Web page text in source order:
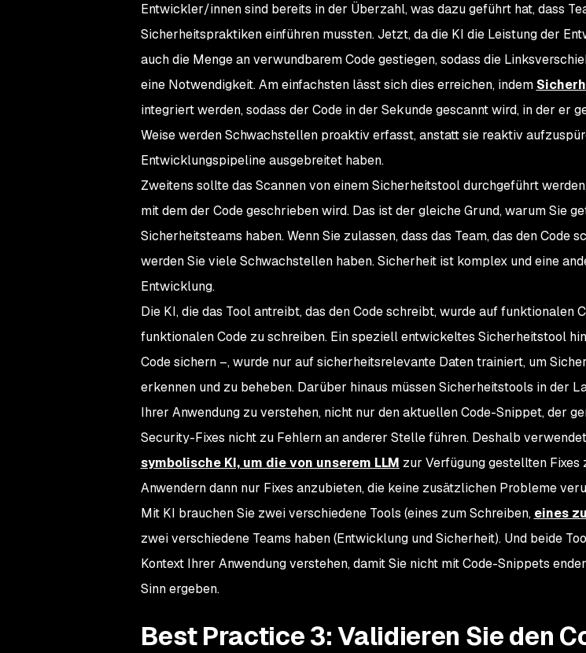
Entwickler/innen sind bereits in der Überzahl, was dazu geführt hat, dass
Sicherheitspraktiken einführen mussten. Jetzt, da die KI die Leistung der
auch die Menge an verwundbarem Code gestiegen, sodass die
eine Notwendigkeit. Am einfachsten lässt sich dies erreichen, indem
integriert werden, sodass der Code in der Sekunde gescannt wird, in der er
Weise werden Schwachstellen proaktiv erfasst, anstatt sie reaktiv
Entwicklungspipeline ausgebreitet haben.
Zweitens sollte das Scannen von einem Sicherheitstool durchgeführt
mit dem der Code geschrieben wird. Das ist der gleiche Grund, warum Sie
Sicherheitsteams haben. Wenn Sie zulassen, dass das Team, das den Code
werden Sie viele Schwachstellen haben. Sicherheit ist komplex und eine
Entwicklung.
Die KI, die das Tool antreibt, das den Code schreibt, wurde auf funktionalen
funktionalen Code zu schreiben. Ein speziell entwickeltes Sicherheitstool
Code sichern –, wurde nur auf sicherheitsrelevante Daten trainiert, um
erkennen und zu beheben. Darüber hinaus müssen Sicherheitstools in der
Ihrer Anwendung zu verstehen, nicht nur den aktuellen Code-Snippet, der
Security-Fixes nicht zu Fehlern an anderer Stelle führen. Deshalb
symbolische KI, um die von unserem LLM zur Verfügung gestellten Fixes
Anwendern dann nur Fixes anzubieten, die keine zusätzlichen Probleme
Mit KI brauchen Sie zwei verschiedene Tools (eines zum Schreiben, eines
zwei verschiedene Teams haben (Entwicklung und Sicherheit). Und beide
Kontext Ihrer Anwendung verstehen, damit Sie nicht mit Code-Snippets
Sinn ergeben.
Best Practice 3: Validieren Sie den